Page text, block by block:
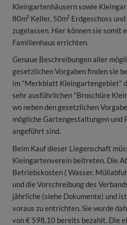
Kleingartenhäusern sowie
80m² Keller, 50m² Erdgeschoss
zugelassen. Hier können sie somit
Familienhaus errichten.
Genaue Beschreibungen aller
gesetzlichen Vorgaben finden sie
im "Merkblatt Kleingartengebiet"
sehr ausführlichen "Broschüre
wo neben den gesetzlichen
mögliche Gartengestaltungen und
angeführt sind.
Beim Kauf dieser Liegenschaft
Kleingartenverein beitreten. Die
Betriebskosten ( Wasser,
und die Vorschreibung des
jährliche (siehe Dokumente) und
voraus zu entrichten. Sie wurde
von € 598,10 bereits bezahlt. Die